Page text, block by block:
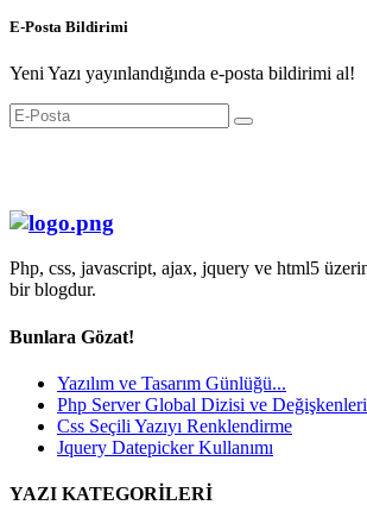
E-Posta Bildirimi
Yeni Yazı yayınlandığında e-posta bildirimi al!
Php, css, javascript, ajax, jquery ve html5
bir blogdur.
Bunlara Gözat!
Yazılım ve Tasarım Günlüğü...
Php Server Global Dizisi ve Değişkenleri
Css Seçili Yazıyı Renklendirme
Jquery Datepicker Kullanımı
YAZI KATEGORİLERİ